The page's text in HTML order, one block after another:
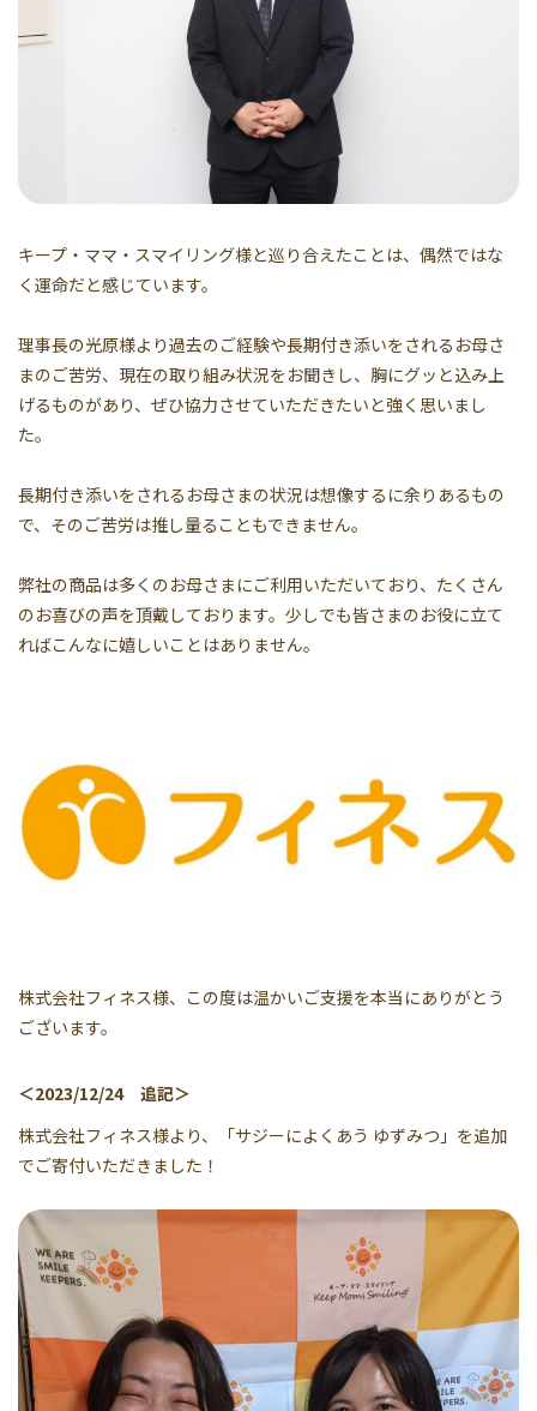
キープ・ママ・スマイリング様と巡り合えたことは、偶然ではな
く運命だと感じています。
理事長の光原様より過去のご経験や長期付き添いをされるお母さ
まのご苦労、現在の取り組み状況をお聞きし、胸にグッと込み上
げるものがあり、ぜひ協力させていただきたいと強く思いまし
た。
長期付き添いをされるお母さまの状況は想像するに余りあるもの
で、そのご苦労は推し量ることもできません。
弊社の商品は多くのお母さまにご利用いただいており、たくさん
のお喜びの声を頂戴しております。少しでも皆さまのお役に立て
ればこんなに嬉しいことはありません。
株式会社フィネス様、この度は温かいご支援を本当にありがとう
ございます。
＜2023/12/24 追記＞
株式会社フィネス様より、「サジーによくあう ゆずみつ」を追加
でご寄付いただきました！